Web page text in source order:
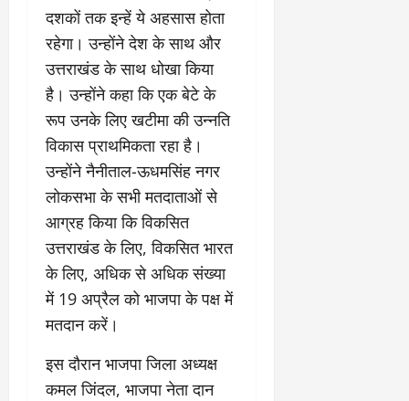
दशकों तक इन्हें ये अहसास होता
रहेगा। उन्होंने देश के साथ और
उत्तराखंड के साथ धोखा किया
है। उन्होंने कहा कि एक बेटे के
रूप उनके लिए खटीमा की उन्नति
विकास प्राथमिकता रहा है।
उन्होंने नैनीताल-ऊधमसिंह नगर
लोकसभा के सभी मतदाताओं से
आग्रह किया कि विकसित
उत्तराखंड के लिए, विकसित भारत
के लिए, अधिक से अधिक संख्या
में 19 अप्रैल को भाजपा के पक्ष में
मतदान करें।
इस दौरान भाजपा जिला अध्यक्ष
कमल जिंदल, भाजपा नेता दान